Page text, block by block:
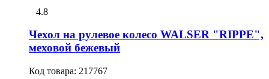
4.8
Чехол на рулевое колесо WALSER "RIPPE",
меховой бежевый
Код товара: 217767